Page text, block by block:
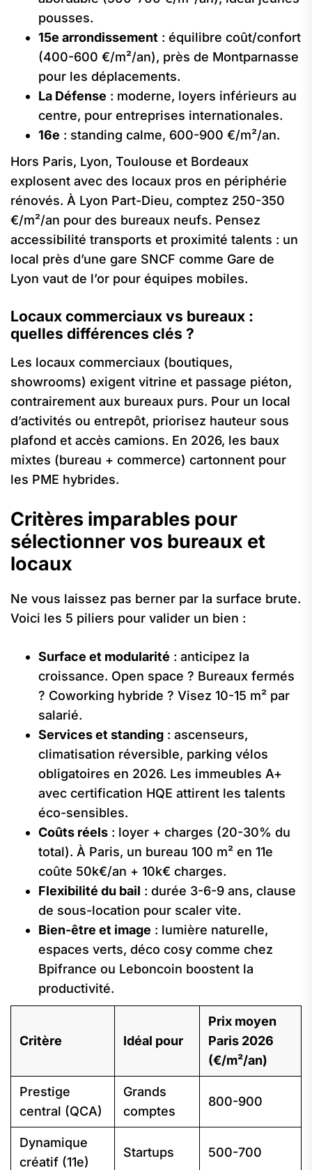
pousses.
15e arrondissement : équilibre coût/confort
(400-600 €/m²/an), près de Montparnasse
pour les déplacements.
La Défense : moderne, loyers inférieurs au
centre, pour entreprises internationales.
16e : standing calme, 600-900 €/m²/an.
Hors Paris, Lyon, Toulouse et Bordeaux
explosent avec des locaux pros en périphérie
rénovés. À Lyon Part-Dieu, comptez 250-350
€/m²/an pour des bureaux neufs. Pensez
accessibilité transports et proximité talents : un
local près d’une gare SNCF comme Gare de
Lyon vaut de l’or pour équipes mobiles.
Locaux commerciaux vs bureaux :
quelles différences clés ?
Les locaux commerciaux (boutiques,
showrooms) exigent vitrine et passage piéton,
contrairement aux bureaux purs. Pour un local
d’activités ou entrepôt, priorisez hauteur sous
plafond et accès camions. En 2026, les baux
mixtes (bureau + commerce) cartonnent pour
les PME hybrides.
Critères imparables pour
sélectionner vos bureaux et
locaux
Ne vous laissez pas berner par la surface brute.
Voici les 5 piliers pour valider un bien :
Surface et modularité : anticipez la
croissance. Open space ? Bureaux fermés
? Coworking hybride ? Visez 10-15 m² par
salarié.
Services et standing : ascenseurs,
climatisation réversible, parking vélos
obligatoires en 2026. Les immeubles A+
avec certification HQE attirent les talents
éco-sensibles.
Coûts réels : loyer + charges (20-30% du
total). À Paris, un bureau 100 m² en 11e
coûte 50k€/an + 10k€ charges.
Flexibilité du bail : durée 3-6-9 ans, clause
de sous-location pour scaler vite.
Bien-être et image : lumière naturelle,
espaces verts, déco cosy comme chez
Bpifrance ou Leboncoin boostent la
productivité.
Critère Idéal pour
Prix moyen
Paris 2026
(€/m²/an)
Prestige
central (QCA)
Grands
comptes
800-900
Dynamique
créatif (11e)
Startups 500-700